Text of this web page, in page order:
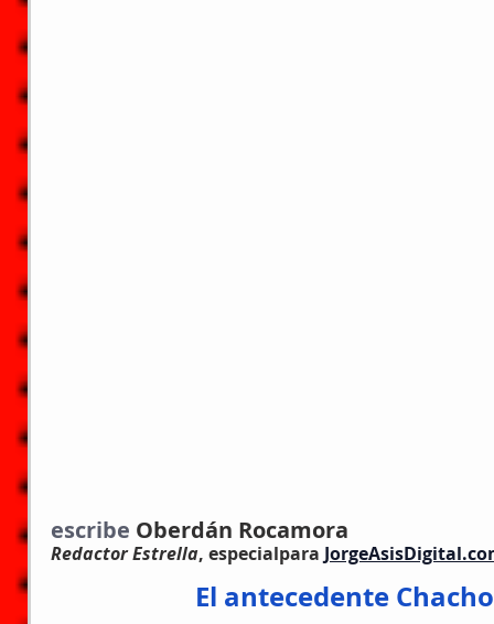
escribe Oberdán Rocamora
Redactor Estrella, especialpara
El antecedente